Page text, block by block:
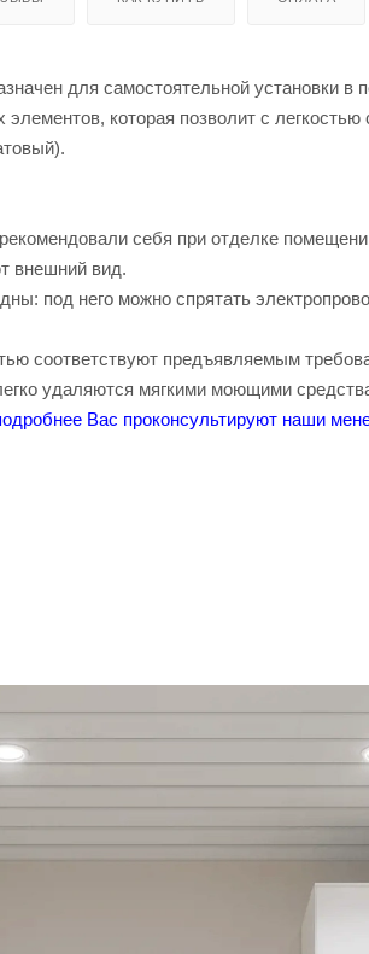
для самостоятельной установки в
которая позволит с
себя при отделке
внешний вид.
под него можно спрятать
соответствуют предъявляемым
удаляются мягкими моющими
Вас проконсультируют наши